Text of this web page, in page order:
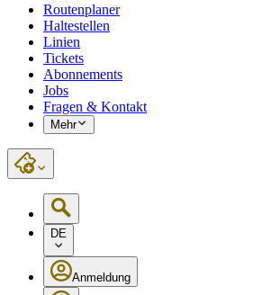
Routenplaner
Haltestellen
Linien
Tickets
Abonnements
Jobs
Fragen & Kontakt
Mehr
DE
Anmeldung